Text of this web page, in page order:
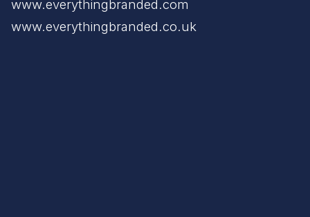
www.everythingbranded.com
www.everythingbranded.co.uk